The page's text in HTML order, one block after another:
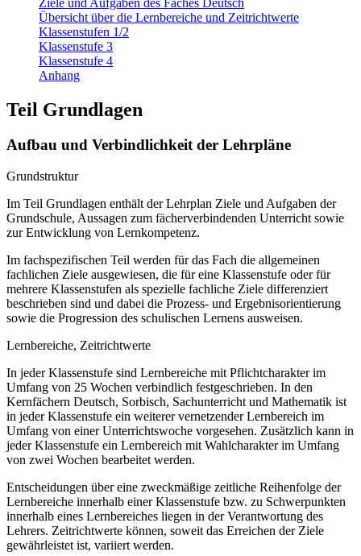
Übersicht über die Lernbereiche und Zeitrichtwerte
Klassenstufen 1/2
Klassenstufe 3
Klassenstufe 4
Anhang
Teil Grundlagen
Aufbau und Verbindlichkeit der Lehrpläne
Grundstruktur
Im Teil Grundlagen enthält der Lehrplan Ziele und Aufgaben der
Grundschule, Aussagen zum fächerverbindenden Unterricht sowie
zur Entwicklung von Lernkompetenz.
Im fachspezifischen Teil werden für das Fach die allgemeinen
fachlichen Ziele ausgewiesen, die für eine Klassenstufe oder für
mehrere Klassenstufen als spezielle fachliche Ziele differenziert
beschrieben sind und dabei die Prozess- und Ergebnisorientierung
sowie die Progression des schulischen Lernens ausweisen.
Lernbereiche, Zeitrichtwerte
In jeder Klassenstufe sind Lernbereiche mit Pflichtcharakter im
Umfang von 25 Wochen verbindlich festgeschrieben. In den
Kernfächern Deutsch, Sorbisch, Sachunterricht und Mathematik ist
in jeder Klassenstufe ein weiterer vernetzender Lernbereich im
Umfang von einer Unterrichtswoche vorgesehen. Zusätzlich kann in
jeder Klassenstufe ein Lernbereich mit Wahlcharakter im Umfang
von zwei Wochen bearbeitet werden.
Entscheidungen über eine zweckmäßige zeitliche Reihenfolge der
Lernbereiche innerhalb einer Klassenstufe bzw. zu Schwerpunkten
innerhalb eines Lernbereiches liegen in der Verantwortung des
Lehrers. Zeitrichtwerte können, soweit das Erreichen der Ziele
gewährleistet ist, variiert werden.